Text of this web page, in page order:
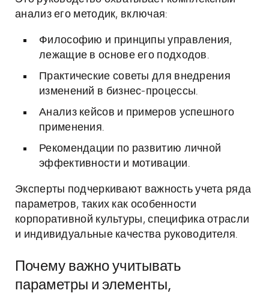
анализ его методик, включая:
Философию и принципы управления,
лежащие в основе его подходов.
Практические советы для внедрения
изменений в бизнес-процессы.
Анализ кейсов и примеров успешного
применения.
Рекомендации по развитию личной
эффективности и мотивации.
Эксперты подчеркивают важность учета ряда
параметров, таких как особенности
корпоративной культуры, специфика отрасли
и индивидуальные качества руководителя.
Почему важно учитывать
параметры и элементы,